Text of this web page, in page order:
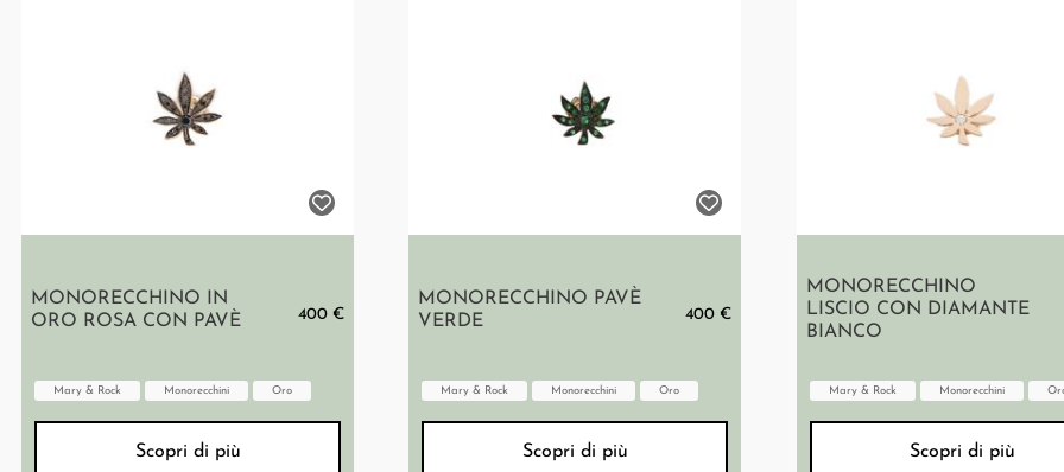
MONORECCHINO IN
ORO ROSA CON PAVÈ
400 €
Mary & Rock Monorecchini Oro
Scopri di più
MONORECCHINO PAVÈ
VERDE
400 €
Mary & Rock Monorecchini Oro
Scopri di più
MONORECCHINO
LISCIO CON DIAMANTE
BIANCO
Mary & Rock Monorecchini
Scopri di più